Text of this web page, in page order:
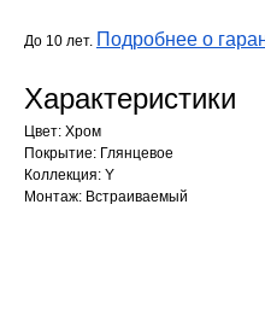
До 10 лет. Подробнее о
Характеристики
Цвет: Хром
Покрытие: Глянцевое
Коллекция: Y
Монтаж: Встраиваемый